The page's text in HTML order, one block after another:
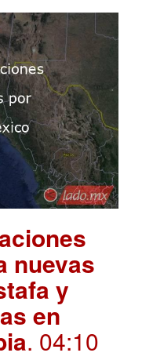
nuevas
y
en
. 04:10